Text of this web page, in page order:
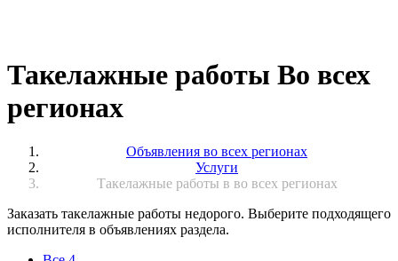
Такелажные работы Во всех
регионах
Объявления во всех регионах
Услуги
Такелажные работы в во всех регионах
Заказать такелажные работы недорого. Выберите подходящего
исполнителя в объявлениях раздела.